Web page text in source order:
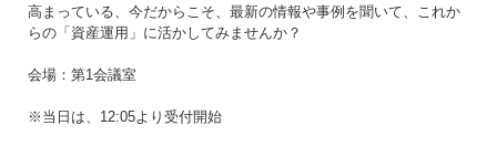
高まっている、今だからこそ、最新の情報や事例を聞いて、これか
らの「資産運用」に活かしてみませんか？
会場：第1会議室
※当日は、12:05より受付開始